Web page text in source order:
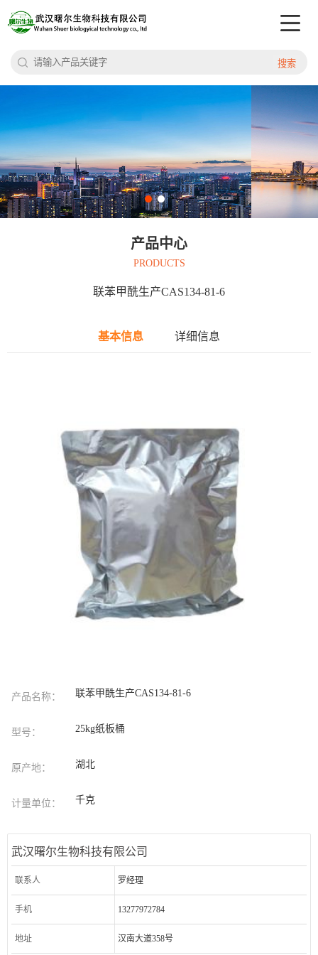
搜索
产品中心
PRODUCTS
联苯甲酰生产CAS134-81-6
基本信息 详细信息
产品名称： 联苯甲酰生产CAS134-81-6
型号： 25kg纸板桶
原产地： 湖北
计量单位： 千克
武汉曙尔生物科技有限公司
联系人 罗经理
手机 13277972784
地址 汉南大道358号